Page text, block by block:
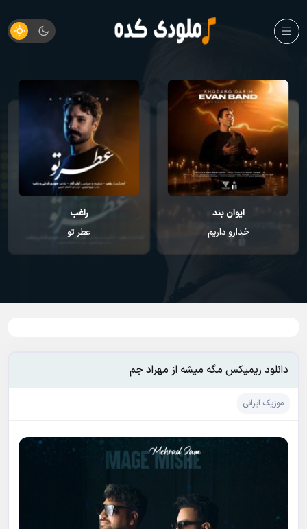
ایوان بند
خدارو داریم
راغب
عطر تو
دانلود ریمیکس مگه میشه از مهراد جم
موزیک ایرانی